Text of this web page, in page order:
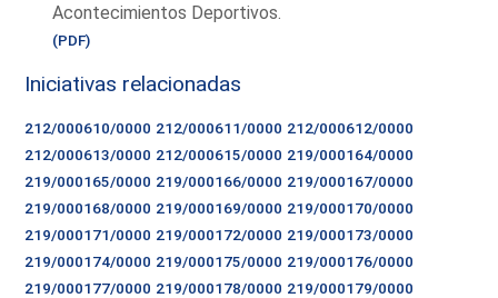
Acontecimientos Deportivos.
(PDF)
Iniciativas relacionadas
212/000610/0000 212/000611/0000 212/000612/0000
212/000613/0000 212/000615/0000 219/000164/0000
219/000165/0000 219/000166/0000 219/000167/0000
219/000168/0000 219/000169/0000 219/000170/0000
219/000171/0000 219/000172/0000 219/000173/0000
219/000174/0000 219/000175/0000 219/000176/0000
219/000177/0000 219/000178/0000 219/000179/0000